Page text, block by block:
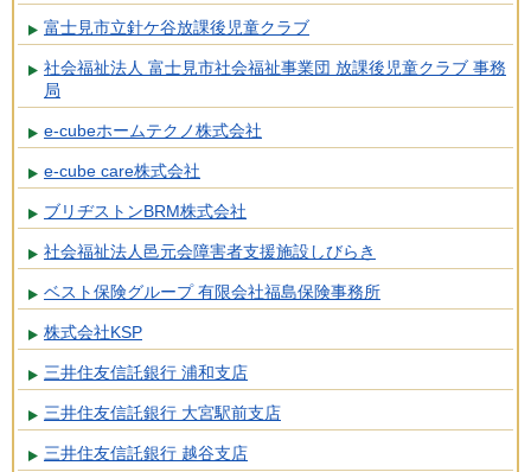
富士見市立針ケ谷放課後児童クラブ
社会福祉法人 富士見市社会福祉事業団 放課後児童クラブ 事務
局
e-cubeホームテクノ株式会社
e-cube care株式会社
ブリヂストンBRM株式会社
社会福祉法人邑元会障害者支援施設しびらき
ベスト保険グループ 有限会社福島保険事務所
株式会社KSP
三井住友信託銀行 浦和支店
三井住友信託銀行 大宮駅前支店
三井住友信託銀行 越谷支店